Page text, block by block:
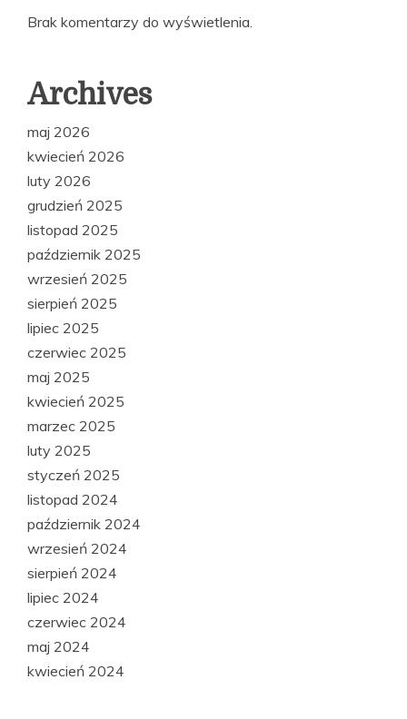
Brak komentarzy do wyświetlenia.
Archives
maj 2026
kwiecień 2026
luty 2026
grudzień 2025
listopad 2025
październik 2025
wrzesień 2025
sierpień 2025
lipiec 2025
czerwiec 2025
maj 2025
kwiecień 2025
marzec 2025
luty 2025
styczeń 2025
listopad 2024
październik 2024
wrzesień 2024
sierpień 2024
lipiec 2024
czerwiec 2024
maj 2024
kwiecień 2024